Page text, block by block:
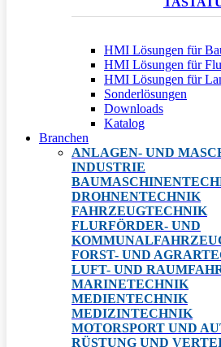
HMI Lösungen für
HMI Lösungen für
HMI Lösungen für
Sonderlösungen
Downloads
Katalog
Branchen
ANLAGEN- UND
INDUSTRIE
DROHNENTECHNIK
FAHRZEUGTECHNIK
FLURFÖRDER- UND
FORST- UND
LUFT- UND
MARINETECHNIK
MEDIENTECHNIK
MEDIZINTECHNIK
MOTORSPORT UND
RÜSTUNG UND